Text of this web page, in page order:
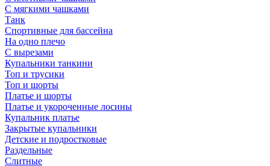
С мягкими чашками
Танк
Спортивные для бассейна
На одно плечо
С вырезами
Купальники танкини
Топ и трусики
Топ и шорты
Платье и шорты
Платье и укороченные лосины
Купальник платье
Закрытые купальники
Детские и подростковые
Раздельные
Слитные